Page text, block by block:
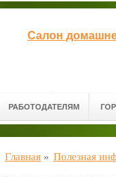
Салон
РАБОТОДАТЕЛЯМ
Главная » Полезная